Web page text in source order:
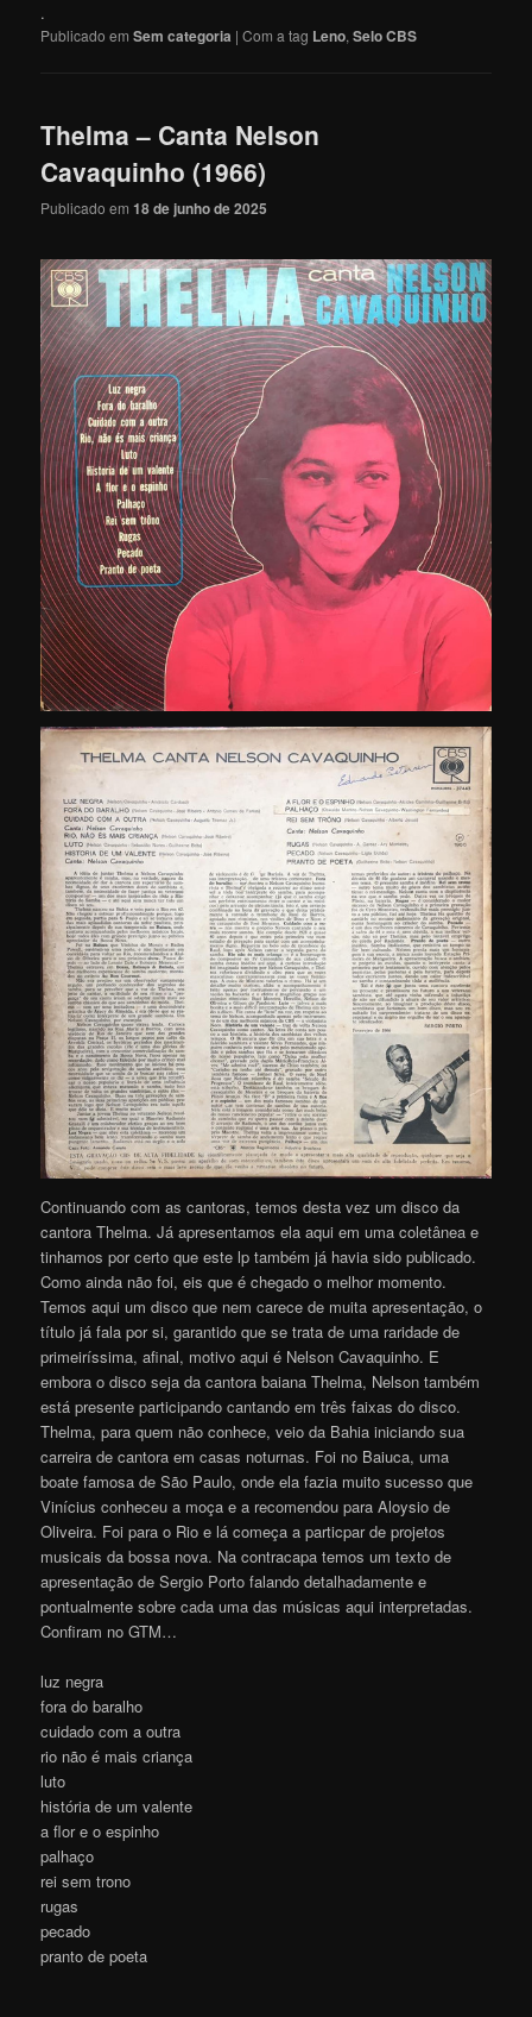
.
Publicado em Sem categoria |Com a tag Leno,Selo CBS
Thelma – Canta Nelson
Cavaquinho (1966)
Publicado em18 de junho de 2025
Continuando com as cantoras, temos desta vez um disco da
cantora Thelma. Já apresentamos ela aqui em uma coletânea e
tinhamos por certo que este lp também já havia sido publicado.
Como ainda não foi, eis que é chegado o melhor momento.
Temos aqui um disco que nem carece de muita apresentação, o
título já fala por si, garantido que se trata de uma raridade de
primeiríssima, afinal, motivo aqui é Nelson Cavaquinho. E
embora o disco seja da cantora baiana Thelma, Nelson também
está presente participando cantando em três faixas do disco.
Thelma, para quem não conhece, veio da Bahia iniciando sua
carreira de cantora em casas noturnas. Foi no Baiuca, uma
boate famosa de São Paulo, onde ela fazia muito sucesso que
Vinícius conheceu a moça e a recomendou para Aloysio de
Oliveira. Foi para o Rio e lá começa a particpar de projetos
musicais da bossa nova. Na contracapa temos um texto de
apresentação de Sergio Porto falando detalhadamente e
pontualmente sobre cada uma das músicas aqui interpretadas.
Confiram no GTM…
luz negra
fora do baralho
cuidado com a outra
rio não é mais criança
luto
história de um valente
a flor e o espinho
palhaço
rei sem trono
rugas
pecado
pranto de poeta